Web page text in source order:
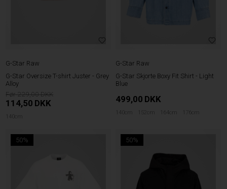
G-Star Raw
G-Star Oversize T-shirt Juster - Grey
Alloy
229,00
114,50 DKK
140cm
G-Star Raw
G-Star Skjorte Boxy Fit Shirt - Light
Blue
499,00 DKK
140cm 152cm 164cm 176cm
50% 50%